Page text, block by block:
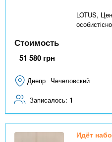
LOTUS,
Стоимость
51 580 грн
Днепр Чечеловский
Записалось: 1
Идёт